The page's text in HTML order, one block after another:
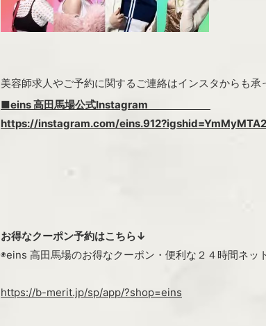
美容師求人やご予約に関するご連絡はインスタからも承
■eins 高田馬場公式Instagram
https://instagram.com/
お得なクーポン予約はこちら↓
◉eins 高田馬場のお得なクーポン・便利な２４時間ネッ
https://b-merit.jp/sp/app/?shop=eins